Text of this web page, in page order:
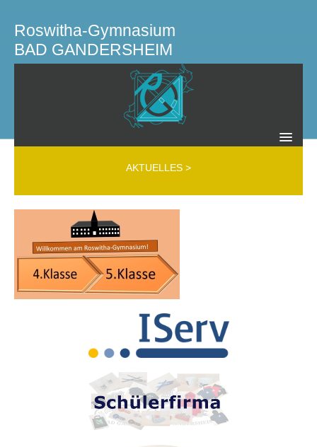
Roswitha-Gymnasium
BAD GANDERSHEIM
Mobbing Interventions Team (MIT)
Beratungslehrer
Schülerfirma
Schülervertretung
Schulelternrat
Elternverein
INFORMATIONEN & FORMULARE KONZEPTE
Schulordnung/Pausenordnung
Information & Formulare
AKTUELLES >